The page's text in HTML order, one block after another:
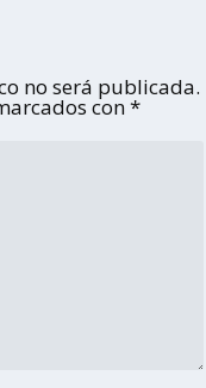
no será publicada.
con*